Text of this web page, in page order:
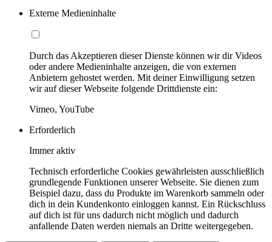
Externe Medieninhalte
Durch das Akzeptieren dieser Dienste können wir dir Videos
oder andere Medieninhalte anzeigen, die von externen
Anbietern gehostet werden. Mit deiner Einwilligung setzen
wir auf dieser Webseite folgende Drittdienste ein:
Vimeo, YouTube
Erforderlich
Immer aktiv
Technisch erforderliche Cookies gewährleisten ausschließlich
grundlegende Funktionen unserer Webseite. Sie dienen zum
Beispiel dazu, dass du Produkte im Warenkorb sammeln oder
dich in dein Kundenkonto einloggen kannst. Ein Rückschluss
auf dich ist für uns dadurch nicht möglich und dadurch
anfallende Daten werden niemals an Dritte weitergegeben.